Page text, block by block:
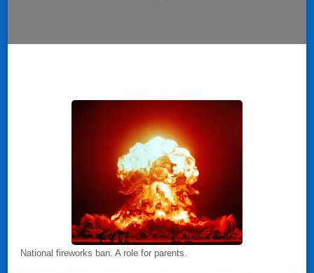
National fireworks ban. A role for parents.